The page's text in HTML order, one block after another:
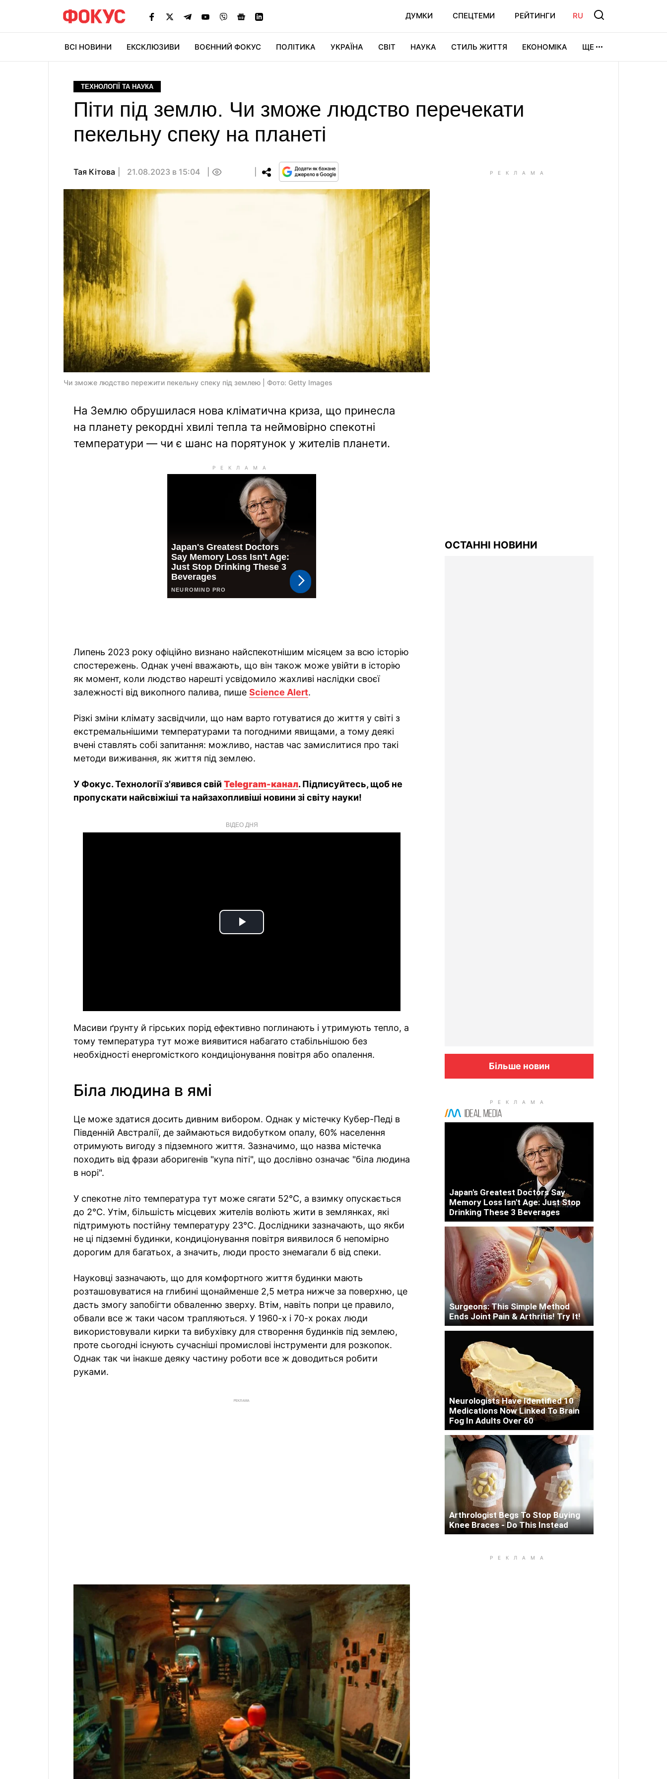
ДУМКИ СПЕЦТЕМИ РЕЙТИНГИ RU
ВСІ НОВИНИ ЕКСКЛЮЗИВИ ВОЄННИЙ ФОКУС ПОЛІТИКА УКРАЇНА СВІТ НАУКА СТИЛЬ ЖИТТЯ ЕКОНОМІКА ЩЕ
ТЕХНОЛОГІЇ ТА НАУКА
Піти під землю. Чи зможе людство перечекати
пекельну спеку на планеті
Тая Кітова 21.08.2023 в 15:04
Чи зможе людство пережити пекельну спеку під землею | Фото: Getty Images
На Землю обрушилася нова кліматична криза, що принесла
на планету рекордні хвилі тепла та неймовірно спекотні
температури — чи є шанс на порятунок у жителів планети.
Липень 2023 року офіційно визнано найспекотнішим місяцем за всю історію
спостережень. Однак учені вважають, що він також може увійти в історію
як момент, коли людство нарешті усвідомило жахливі наслідки своєї
залежності від викопного палива, пише Science Alert.
Різкі зміни клімату засвідчили, що нам варто готуватися до життя у світі з
екстремальнішими температурами та погодними явищами, а тому деякі
вчені ставлять собі запитання: можливо, настав час замислитися про такі
методи виживання, як життя під землею.
У Фокус. Технології з'явився свій Telegram-канал. Підписуйтесь, щоб не
пропускати найсвіжіші та найзахопливіші новини зі світу науки!
ВІДЕО ДНЯ
Play
Масиви ґрунту й гірських порід ефективно поглинають і утримують тепло, а
тому температура тут може виявитися набагато стабільнішою без
необхідності енергомісткого кондиціонування повітря або опалення.
Біла людина в ямі
Це може здатися досить дивним вибором. Однак у містечку Кубер-Педі в
Південній Австралії, де займаються видобутком опалу, 60% населення
отримують вигоду з підземного життя. Зазначимо, що назва містечка
походить від фрази аборигенів "купа піті", що дослівно означає "біла людина
в норі".
У спекотне літо температура тут може сягати 52°C, а взимку опускається
до 2°C. Утім, більшість місцевих жителів воліють жити в землянках, які
підтримують постійну температуру 23°C. Дослідники зазначають, що якби
не ці підземні будинки, кондиціонування повітря виявилося б непомірно
дорогим для багатьох, а значить, люди просто знемагали б від спеки.
Науковці зазначають, що для комфортного життя будинки мають
розташовуватися на глибині щонайменше 2,5 метра нижче за поверхню, це
дасть змогу запобігти обваленню зверху. Втім, навіть попри це правило,
обвали все ж таки часом трапляються. У 1960-х і 70-х роках люди
використовували кирки та вибухівку для створення будинків під землею,
проте сьогодні існують сучасніші промислові інструменти для розкопок.
Однак так чи інакше деяку частину роботи все ж доводиться робити
руками.
РЕКЛАМА
ОСТАННІ НОВИНИ
Більше новин
Japan's Greatest Doctors Say
Memory Loss Isn't Age: Just Stop
Drinking These 3 Beverages
Surgeons: This Simple Method
Ends Joint Pain & Arthritis! Try It!
Neurologists Have Identified 10
Medications Now Linked To Brain
Fog In Adults Over 60
Arthrologist Begs To Stop Buying
Knee Braces - Do This Instead